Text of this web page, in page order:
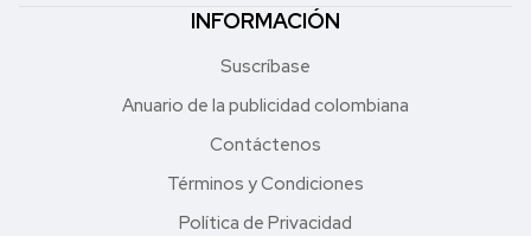
INFORMACIÓN
Suscríbase
Anuario de la publicidad colombiana
Contáctenos
Términos y Condiciones
Política de Privacidad